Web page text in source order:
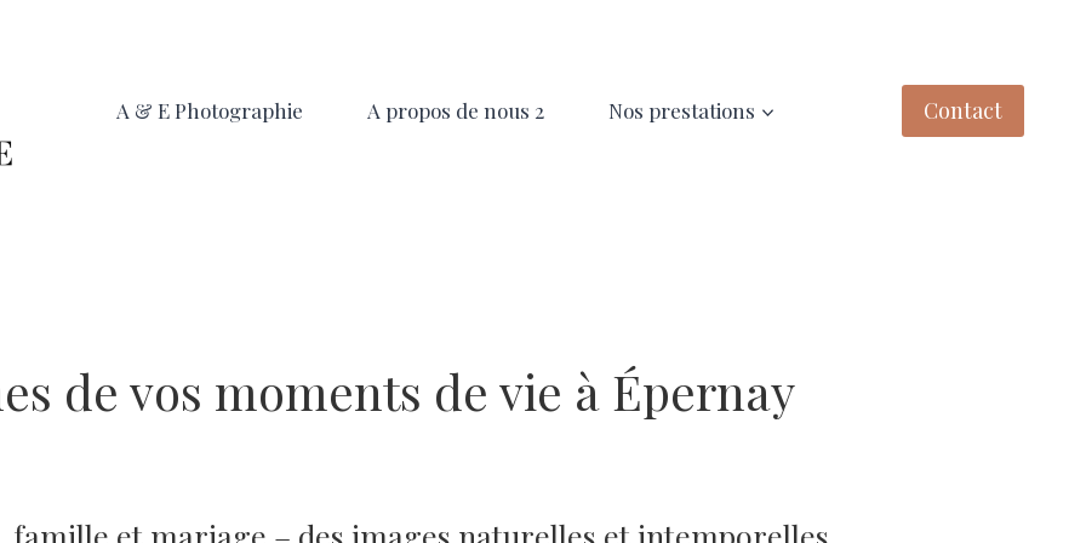
A & E Photographie
A propos de nous 2 Nos prestations Contact
de vos moments de vie à Épernay
famille et mariage – des images naturelles et intemporelles